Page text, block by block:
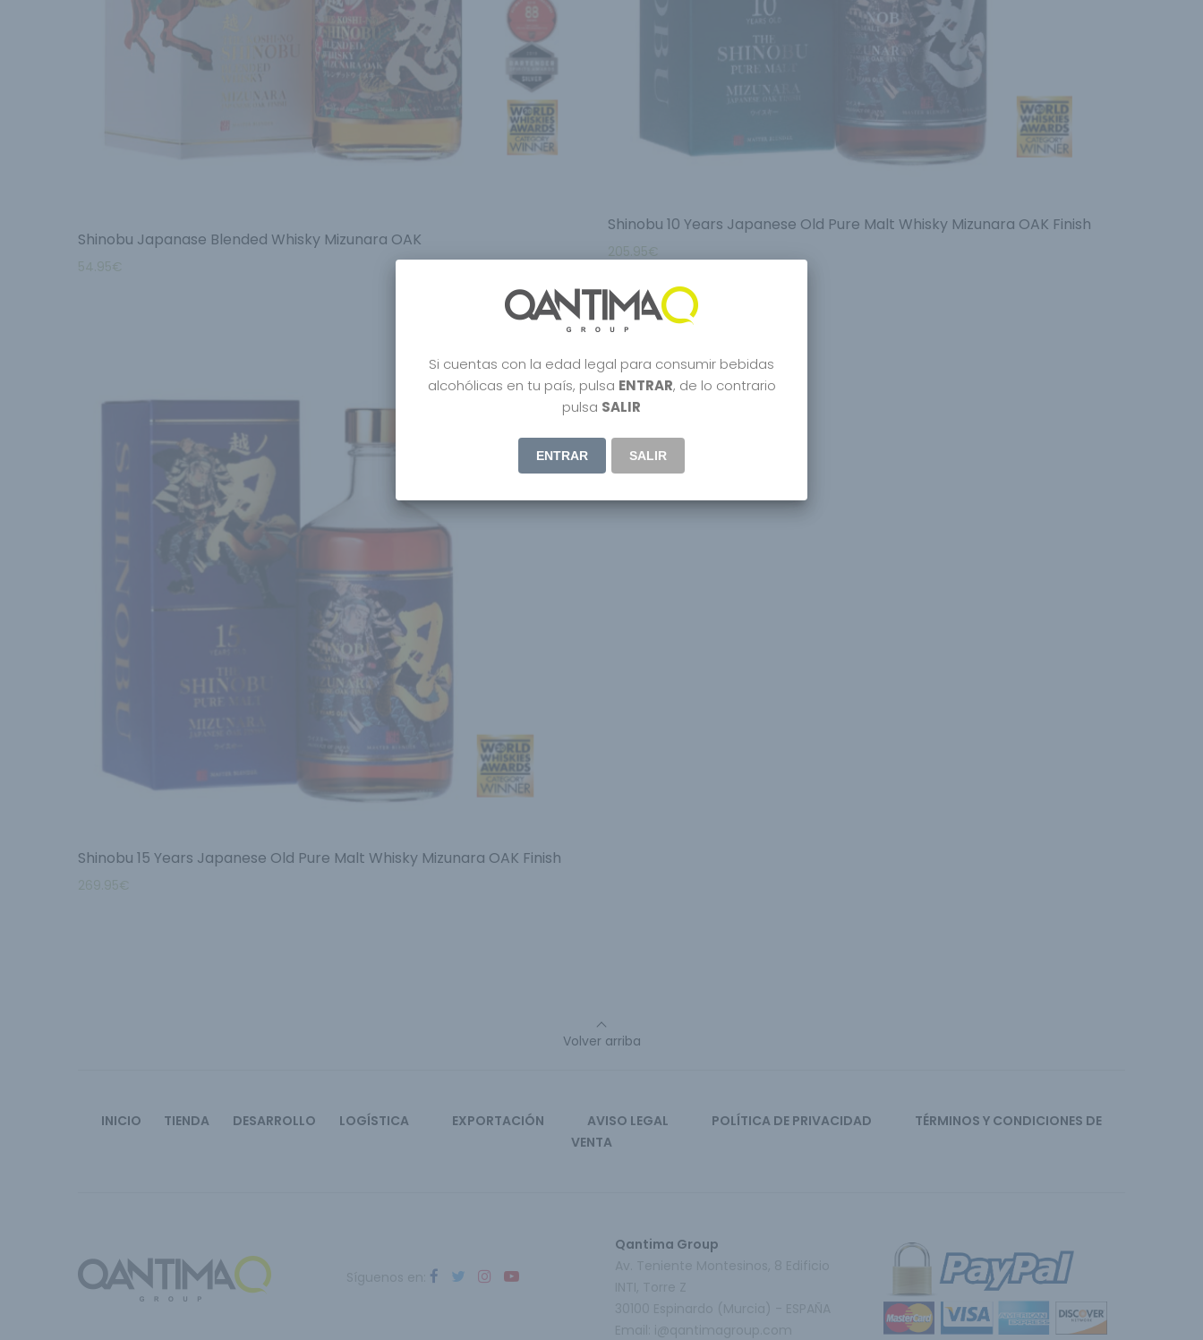
Shinobu Japanase Blended Whisky Mizunara OAK
54.95€
Shinobu 10 Years Japanese Old Pure Malt Whisky Mizunara OAK Finish
205.95€
Shinobu 15 Years Japanese Old Pure Malt Whisky Mizunara OAK Finish
269.95€
Volver arriba
INICIO TIENDA DESARROLLO LOGÍSTICA EXPORTACIÓN AVISO LEGAL POLÍTICA DE PRIVACIDAD
TÉRMINOS Y CONDICIONES DE
VENTA
Qantima Group
Si cuentas con la edad legal para consumir bebidas
alcohólicas en tu país, pulsa ENTRAR, de lo contrario
pulsa SALIR
ENTRAR SALIR